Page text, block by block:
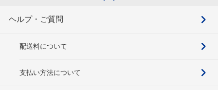
ヘルプ・ご質問
配送料について
支払い方法について